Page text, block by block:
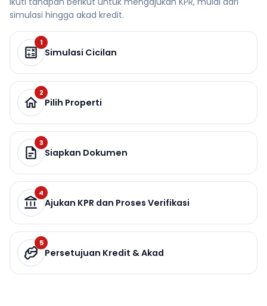
simulasi hingga akad kredit.
1
Simulasi Cicilan
2
Pilih Properti
3
Siapkan Dokumen
4
Ajukan KPR dan Proses Verifikasi
5
Persetujuan Kredit & Akad